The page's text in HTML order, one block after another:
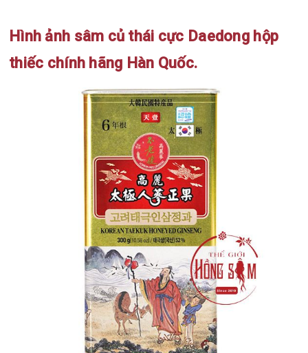
Hình ảnh sâm củ thái cực Daedong hộp
thiếc chính hãng Hàn Quốc.